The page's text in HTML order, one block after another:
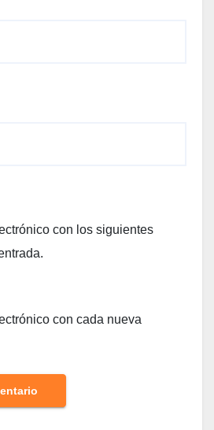
con los siguientes
con cada nueva